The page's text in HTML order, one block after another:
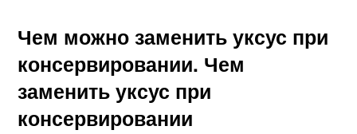
Чем можно заменить уксус при
консервировании. Чем
заменить уксус при
консервировании